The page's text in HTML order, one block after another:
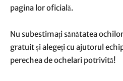
pagina lor oficială.
Nu subestimați sănătatea
gratuit și alegeți cu ajutorul
perechea de ochelari potrivită!